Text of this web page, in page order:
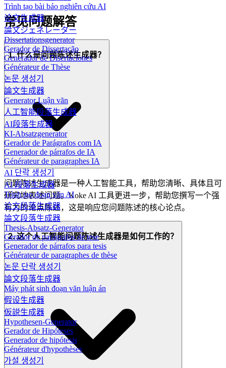
Trình tạo bài báo nghiên cứu AI
论文生成器
論文ジェネレーター
Dissertationsgenerator
Gerador de Dissertação
Generador de Disertaciones
Générateur de Thèse
논문 생성기
論文生成器
Generator Luận văn
人工智能段落生成器
AI段落生成器
KI-Absatzgenerator
Gerador de Parágrafos com IA
Generador de párrafos de IA
Générateur de paragraphes IA
AI 단락 생성기
AI 段落生成器
Trình tạo đoạn văn AI
论文段落生成器
論文段落生成器
Thesis-Absatz-Generator
Gerador de parágrafos de tese
Generador de párrafos para tesis
Générateur de paragraphes de thèse
논문 단락 생성기
論文段落生成器
Máy phát sinh đoạn văn luận án
假设生成器
仮説生成器
Hypothesen-Generator
Gerador de Hipóteses
Generador de hipótesis
Générateur d'hypothèses
가설 생성기
常见问题解答
1. 什么是问题陈述生成器？
问题陈述生成器是一种人工智能工具，帮助您清晰、具体且可
研究地表述问题。Koke AI 工具更进一步，帮助您撰写一个强
有力的论点陈述，这是响应您问题陈述的核心论点。
2. 这个人工智能问题陈述生成器是如何工作的？